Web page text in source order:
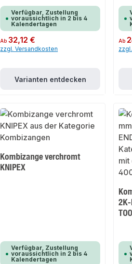
Verfügbar, Zustellung
voraussichtlich in 2 bis 4
Kalendertagen
Regulärer Preis:
Ab 32,12 €
zzgl. Versandkosten
Varianten entdecken
Ab
Kombizange verchromt
KNIPEX
Verfügbar, Zustellung
voraussichtlich in 2 bis 4
Kalendertagen
2K-